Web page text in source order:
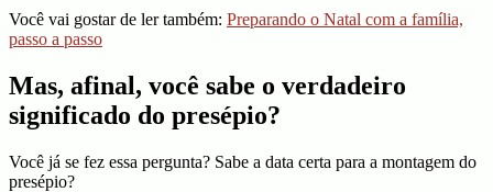
Você vai gostar de ler também: Preparando o Natal com a família,
passo a passo
Mas, afinal, você sabe o verdadeiro
significado do presépio?
Você já se fez essa pergunta? Sabe a data certa para a montagem do
presépio?